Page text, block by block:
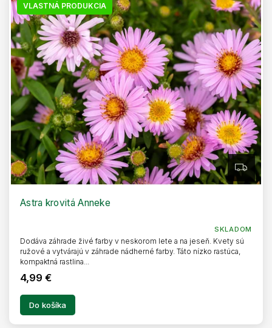
VLASTNÁ PRODUKCIA
Z
D
Astra krovitá Anneke
SKLADOM
4,99 €
Do košíka
Dodáva záhrade živé farby v neskorom lete a na jeseň. Kvety sú
ružové a vytvárajú v záhrade nádherné farby. Táto nízko rastúca,
kompaktná rastlina...